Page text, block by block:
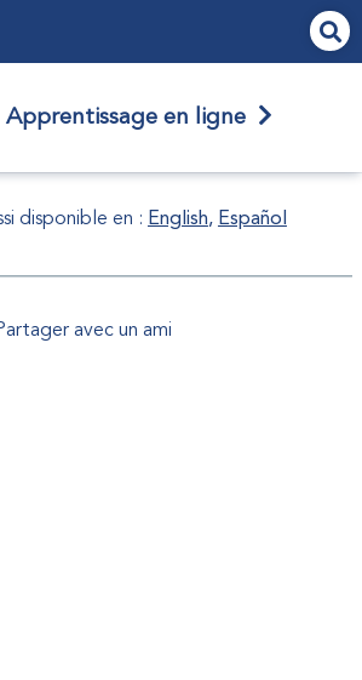
Apprentissage en ligne
disponible en : English Español
avec un ami